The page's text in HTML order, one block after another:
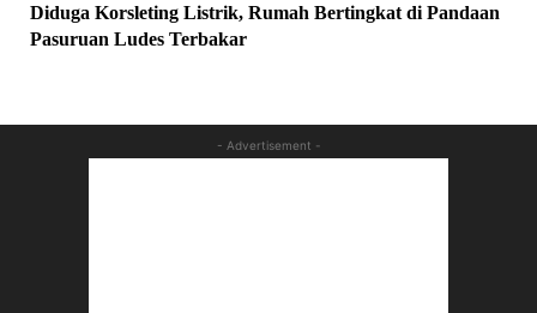
Diduga Korsleting Listrik, Rumah Bertingkat di Pandaan
Pasuruan Ludes Terbakar
- Advertisement -